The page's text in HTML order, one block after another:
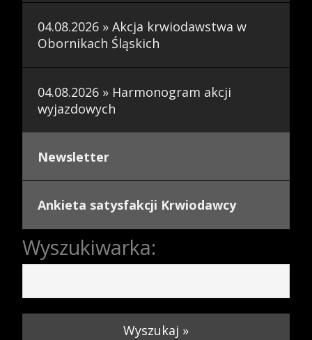
04.08.2026 » Akcja krwiodawstwa w
Obornikach Śląskich
04.08.2026 » Harmonogram akcji
wyjazdowych
Newsletter
Ankieta satysfakcji Krwiodawcy
Wyszukiwarka:
Wyszukaj »